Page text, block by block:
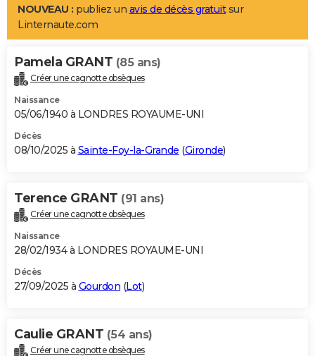
LIFESTYLE
Art de vivre
Bien-être
Loisirs
Mode
Modes de vie
Alimentation
Guide de la santé
Maladies
Médicaments
Sommeil
VOYAGE
Destinations
City break
Voyage nature
Voyage de noces
Forum
Climat
+PHOTO
GUIDES D'ACHAT
BONS PLANS
Carte de Noël
Carte Bonne année
Carte Saint-Valentin
Carte Pâques
Carte d'anniversaire
DICTIONNAIRE
Dictionnaire
Biographies
Citations
Expressions
Proverbes
PROGRAMME TV
S'inscrire
Se connecter
Lycées
Collèges
Primaires
Universités
Entreprises
Service militaire
Avis de recherche
AVIS DE DÉCÈS
Bricolage
Lifestyle
Culture
Sport
Auto
Television
Voyage
Cinema
NOUVEAU : publiez un avis de décès gratuitsur
Linternaute.com
Pamela GRANT (85 ans)
Créer une cagnotte obsèques
Naissance
05/06/1940 à LONDRES ROYAUME-UNI
Décès
08/10/2025 à Sainte-Foy-la-Grande (Gironde)
Terence GRANT (91 ans)
Créer une cagnotte obsèques
Naissance
28/02/1934 à LONDRES ROYAUME-UNI
Décès
27/09/2025 à Gourdon (Lot)
Caulie GRANT (54 ans)
Créer une cagnotte obsèques